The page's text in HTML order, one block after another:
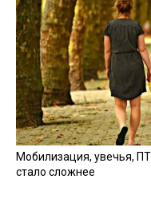
Мобилизация, увечья,
стало сложнее